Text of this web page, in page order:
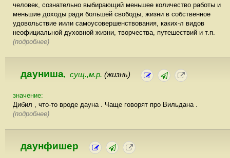
человек, сознательно выбирающий меньшее количество работы и
меньшие доходы ради большей свободы, жизни в собственное
удовольствие иили самоусовершенствования, каких-л видов
неофициальной духовной жизни, творчества, путешествий и т.п.
(подробнее)
дауниша, сущ.,м.р. (жизнь)
значение:
Дибил , что-то вроде дауна . Чаще говорят про Вильдана .
(подробнее)
даунфишер